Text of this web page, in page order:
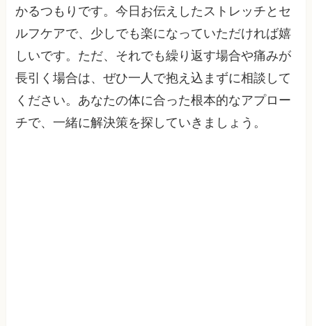
かるつもりです。今日お伝えしたストレッチとセ
ルフケアで、少しでも楽になっていただければ嬉
しいです。ただ、それでも繰り返す場合や痛みが
長引く場合は、ぜひ一人で抱え込まずに相談して
ください。あなたの体に合った根本的なアプロー
チで、一緒に解決策を探していきましょう。